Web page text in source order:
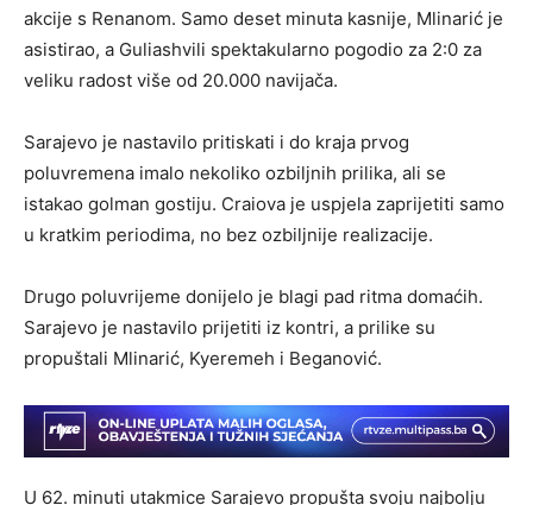
akcije s Renanom. Samo deset minuta kasnije, Mlinarić je
asistirao, a Guliashvili spektakularno pogodio za 2:0 za
veliku radost više od 20.000 navijača.
Sarajevo je nastavilo pritiskati i do kraja prvog
poluvremena imalo nekoliko ozbiljnih prilika, ali se
istakao golman gostiju. Craiova je uspjela zaprijetiti samo
u kratkim periodima, no bez ozbiljnije realizacije.
Drugo poluvrijeme donijelo je blagi pad ritma domaćih.
Sarajevo je nastavilo prijetiti iz kontri, a prilike su
propuštali Mlinarić, Kyeremeh i Beganović.
U 62. minuti utakmice Sarajevo propušta svoju najbolju